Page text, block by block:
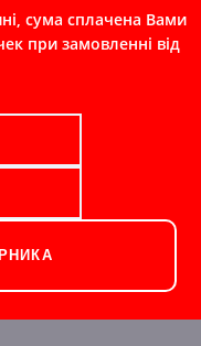
сума сплачена Вами
при замовленні від